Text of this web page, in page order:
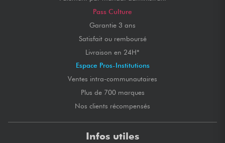
Pass Culture
Garantie 3 ans
Satisfait ou remboursé
Livraison en 24H*
Espace Pros-Institutions
Ventes intra-communautaires
Plus de 700 marques
Nos clients récompensés
Infos utiles